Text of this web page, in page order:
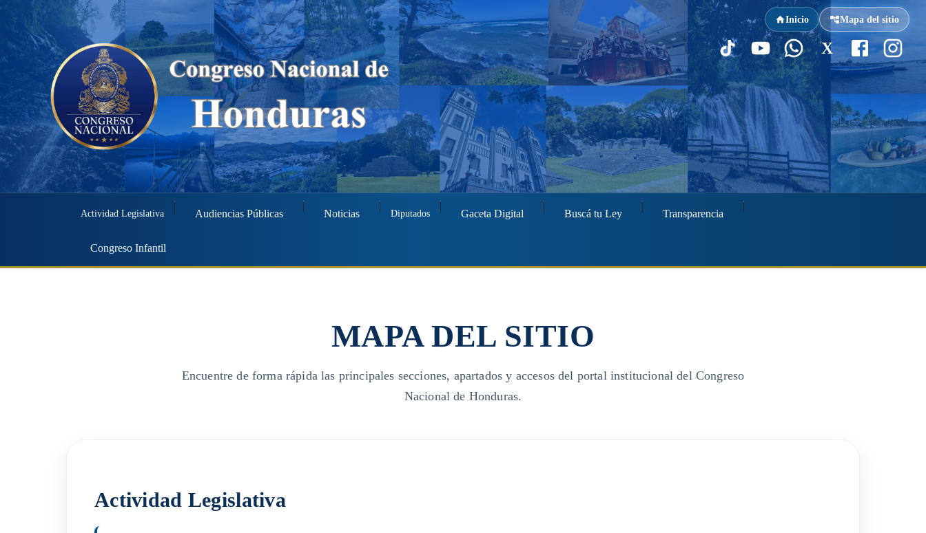
Inicio Mapa del sitio
X
Actividad Legislativa Audiencias Públicas Noticias Diputados Gaceta Digital Buscá tu Ley Transparencia
Congreso Infantil
MAPA DEL SITIO
Encuentre de forma rápida las principales secciones, apartados y accesos del portal institucional del Congreso
Nacional de Honduras.
Actividad Legislativa